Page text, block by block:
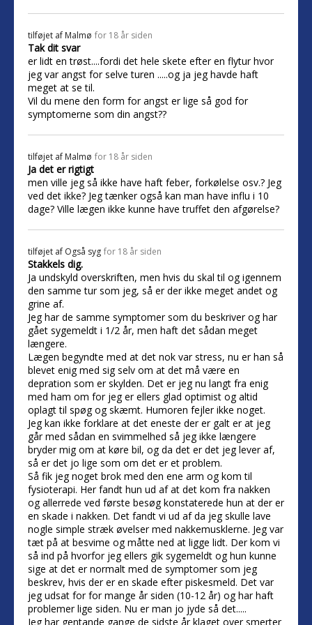
tilføjet af Malmø for 18 år siden
Tak dit svar
er lidt en trøst....fordi det hele skete efter en flytur hvor
jeg var angst for selve turen .....og ja jeg havde haft
meget at se til.
Vil du mene den form for angst er lige så god for
symptomerne som din angst??
tilføjet af Malmø for 18 år siden
Ja det er rigtigt
men ville jeg så ikke have haft feber, forkølelse osv.? Jeg
ved det ikke? Jeg tænker også kan man have influ i 10
dage? Ville lægen ikke kunne have truffet den afgørelse?
tilføjet af Også syg for 18 år siden
Stakkels dig.
Ja undskyld overskriften, men hvis du skal til og igennem
den samme tur som jeg, så er der ikke meget andet og
grine af.
Jeg har de samme symptomer som du beskriver og har
gået sygemeldt i 1/2 år, men haft det sådan meget
længere.
Lægen begyndte med at det nok var stress, nu er han så
blevet enig med sig selv om at det må være en
depration som er skylden. Det er jeg nu langt fra enig
med ham om for jeg er ellers glad optimist og altid
oplagt til spøg og skæmt. Humoren fejler ikke noget.
Jeg kan ikke forklare at det eneste der er galt er at jeg
går med sådan en svimmelhed så jeg ikke længere
bryder mig om at køre bil, og da det er det jeg lever af,
så er det jo lige som om det er et problem.
Så fik jeg noget brok med den ene arm og kom til
fysioterapi. Her fandt hun ud af at det kom fra nakken
og allerrede ved første besøg konstaterede hun at der er
en skade i nakken. Det fandt vi ud af da jeg skulle lave
nogle simple stræk øvelser med nakkemusklerne. Jeg var
tæt på at besvime og måtte ned at ligge lidt. Der kom vi
så ind på hvorfor jeg ellers gik sygemeldt og hun kunne
sige at det er normalt med de symptomer som jeg
beskrev, hvis der er en skade efter piskesmeld. Det var
jeg udsat for for mange år siden (10-12 år) og har haft
problemer lige siden. Nu er man jo jyde så det.....
Jeg har gentande gange de sidste år klaget over smerter